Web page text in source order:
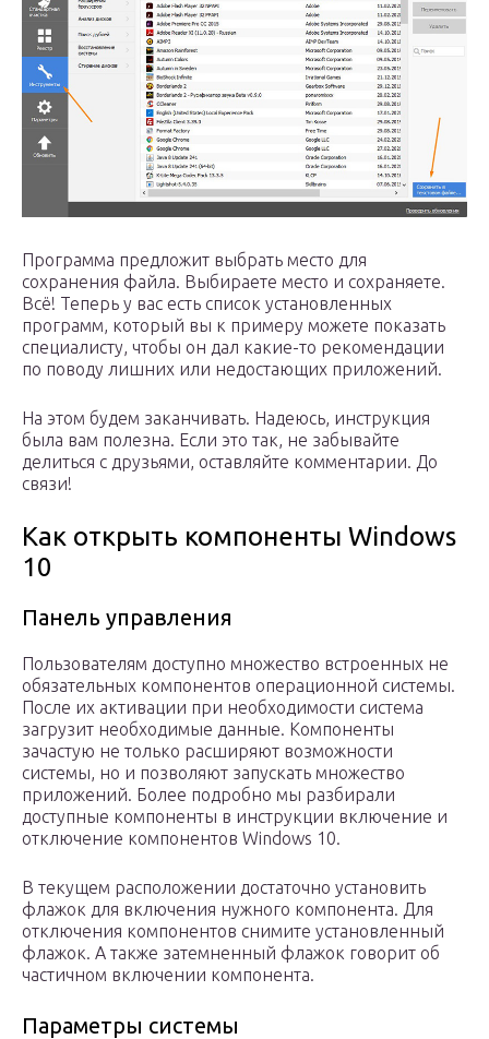
Программа предложит выбрать место для
сохранения файла. Выбираете место и сохраняете.
Всё! Теперь у вас есть список установленных
программ, который вы к примеру можете показать
специалисту, чтобы он дал какие-то рекомендации
по поводу лишних или недостающих приложений.
На этом будем заканчивать. Надеюсь, инструкция
была вам полезна. Если это так, не забывайте
делиться с друзьями, оставляйте комментарии. До
связи!
Как открыть компоненты Windows
10
Панель управления
Пользователям доступно множество встроенных не
обязательных компонентов операционной системы.
После их активации при необходимости система
загрузит необходимые данные. Компоненты
зачастую не только расширяют возможности
системы, но и позволяют запускать множество
приложений. Более подробно мы разбирали
доступные компоненты в инструкции включение и
отключение компонентов Windows 10.
В текущем расположении достаточно установить
флажок для включения нужного компонента. Для
отключения компонентов снимите установленный
флажок. А также затемненный флажок говорит об
частичном включении компонента.
Параметры системы